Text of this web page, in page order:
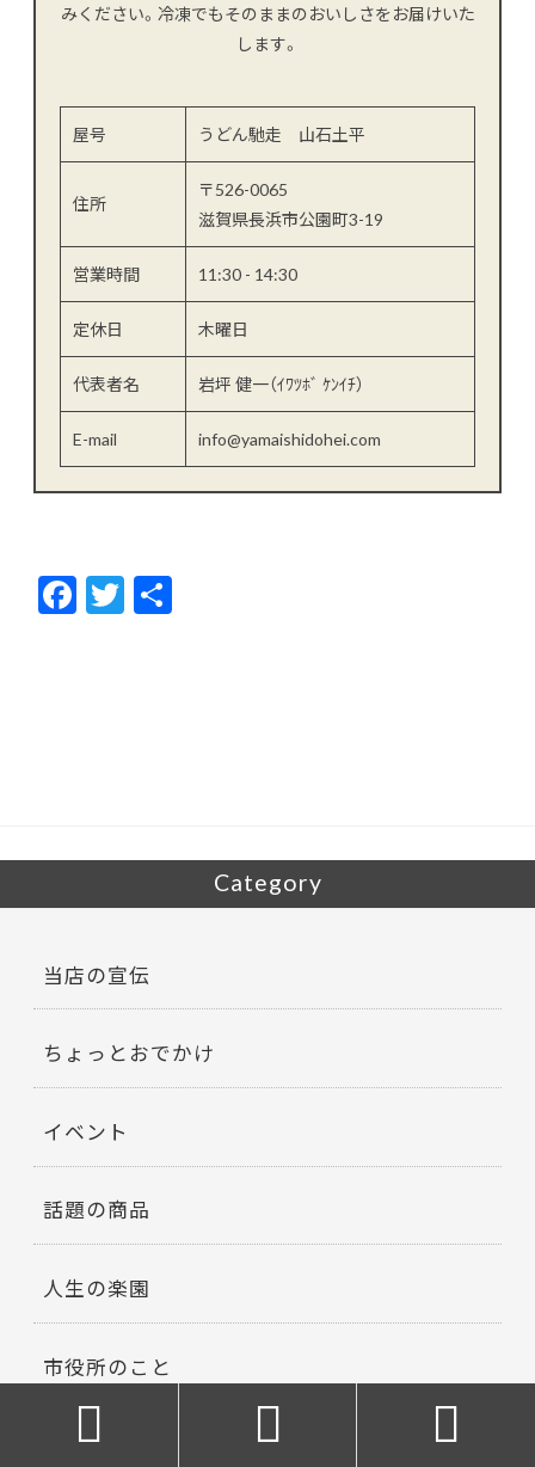
みください。冷凍でもそのままのおいしさをお届けいた
します。
屋号 うどん馳走 山石土平
住所
〒526-0065
滋賀県長浜市公園町3-19
営業時間 11:30 - 14:30
定休日 木曜日
代表者名 岩坪 健一（ｲﾜﾂﾎﾞ ｹﾝｲﾁ）
E-mail info@yamaishidohei.com
F
ac
T
w
Category
当店の宣伝
ちょっとおでかけ
イベント
話題の商品
人生の楽園
市役所のこと
マラソン
  